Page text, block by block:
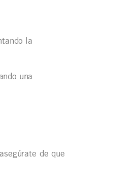
la
una
de que